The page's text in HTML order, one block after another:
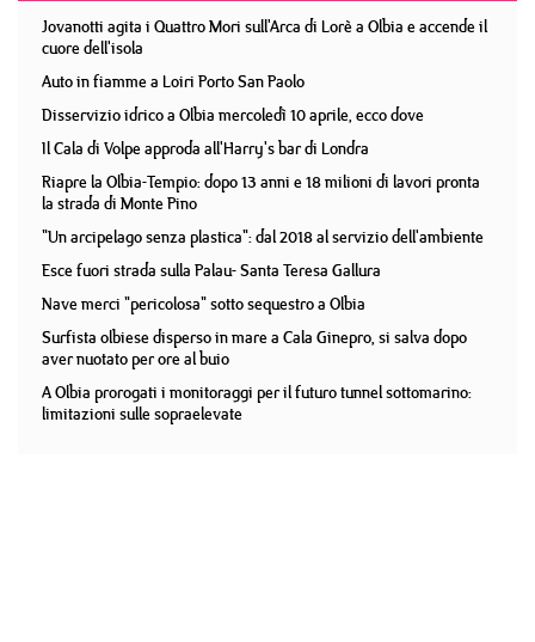
Jovanotti agita i Quattro Mori sull'Arca di Lorè a Olbia e accende il
cuore dell'isola
Auto in fiamme a Loiri Porto San Paolo
Disservizio idrico a Olbia mercoledì 10 aprile, ecco dove
Il Cala di Volpe approda all'Harry's bar di Londra
Riapre la Olbia-Tempio: dopo 13 anni e 18 milioni di lavori pronta
la strada di Monte Pino
"Un arcipelago senza plastica": dal 2018 al servizio dell'ambiente
Esce fuori strada sulla Palau- Santa Teresa Gallura
Nave merci "pericolosa" sotto sequestro a Olbia
Surfista olbiese disperso in mare a Cala Ginepro, si salva dopo
aver nuotato per ore al buio
A Olbia prorogati i monitoraggi per il futuro tunnel sottomarino:
limitazioni sulle sopraelevate